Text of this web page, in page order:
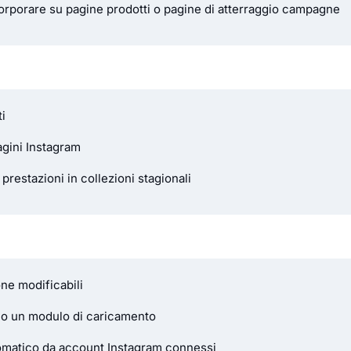
su pagine prodotti o pagine di atterraggio campagne
Instagram
in collezioni stagionali
modificabili
un modulo di caricamento
da account Instagram connessi